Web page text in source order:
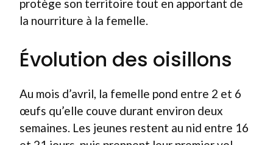
protège son territoire tout en apportant de
la nourriture à la femelle.
Évolution des oisillons
Au mois d’avril, la femelle pond entre 2 et 6
œufs qu’elle couve durant environ deux
semaines. Les jeunes restent au nid entre 16